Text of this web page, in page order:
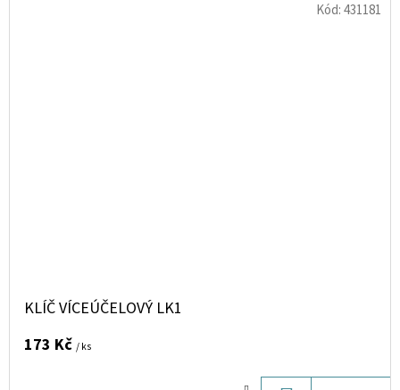
KLÍČ VÍCEÚČELOVÝ LK1
173 Kč / ks
Kód:431181